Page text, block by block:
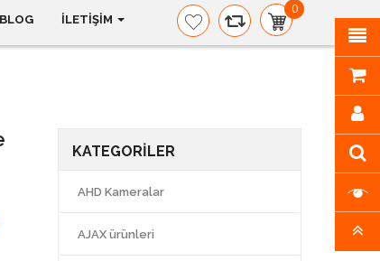
BLOG İLETIŞIM
0
item(s)
-
KATEGORILER
AHD Kameralar
AJAX ürünleri